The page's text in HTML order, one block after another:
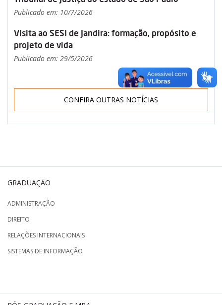
Publicado em: 10/7/2026
Visita ao SESI de Jandira: formação, propósito e
projeto de vida
Publicado em: 29/5/2026
CONFIRA OUTRAS NOTÍCIAS
GRADUAÇÃO
ADMINISTRAÇÃO
DIREITO
RELAÇÕES INTERNACIONAIS
SISTEMAS DE INFORMAÇÃO